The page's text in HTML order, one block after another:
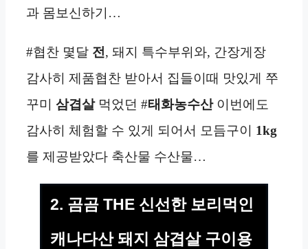
과 몸보신하기…
#협찬 몇달 전, 돼지 특수부위와, 간장게장
감사히 제품협찬 받아서 집들이때 맛있게 쭈
꾸미 삼겹살먹었던 #태화농수산이번에도
감사히 체험할 수 있게 되어서 모듬구이 1kg
를 제공받았다 축산물 수산물…
2. 곰곰 THE 신선한 보리먹인
캐나다산 돼지 삼겹살 구이용